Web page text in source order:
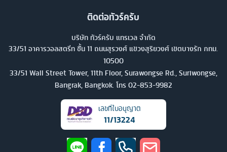
ติดต่อทัวร์ครับ
บริษัท ทัวร์ครับ แทรเวล จำกัด
33/51 อาคารวอลสตรีท ชั้น 11 ถนนสุรวงศ์ แขวงสุริยวงศ์ เขตบางรัก กทม.
10500
33/51 Wall Street Tower, 11th Floor, Surawongse Rd., Suriwongse,
Bangrak, Bangkok. โทร 02-853-9982
เลขที่ใบอนุญาต
11/13224